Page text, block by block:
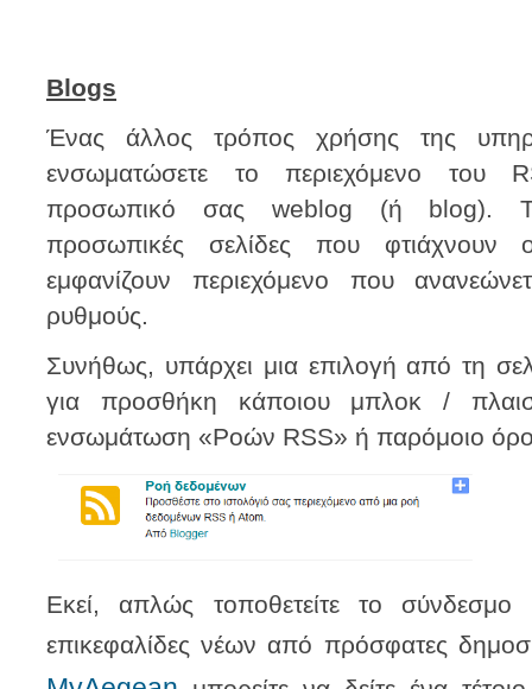
Blogs
Ένας άλλος τρόπος χρήσης της
ενσωματώσετε το περιεχόμενο του
προσωπικό σας weblog (ή blog).
προσωπικές σελίδες που φτιάχνουν
εμφανίζουν περιεχόμενο που
ρυθμούς.
Συνήθως, υπάρχει μια επιλογή από τη
για προσθήκη κάποιου μπλοκ /
ενσωμάτωση «Ροών RSS» ή παρόμοιο
Εκεί, απλώς τοποθετείτε το σύνδεσμο
επικεφαλίδες νέων από πρόσφατες